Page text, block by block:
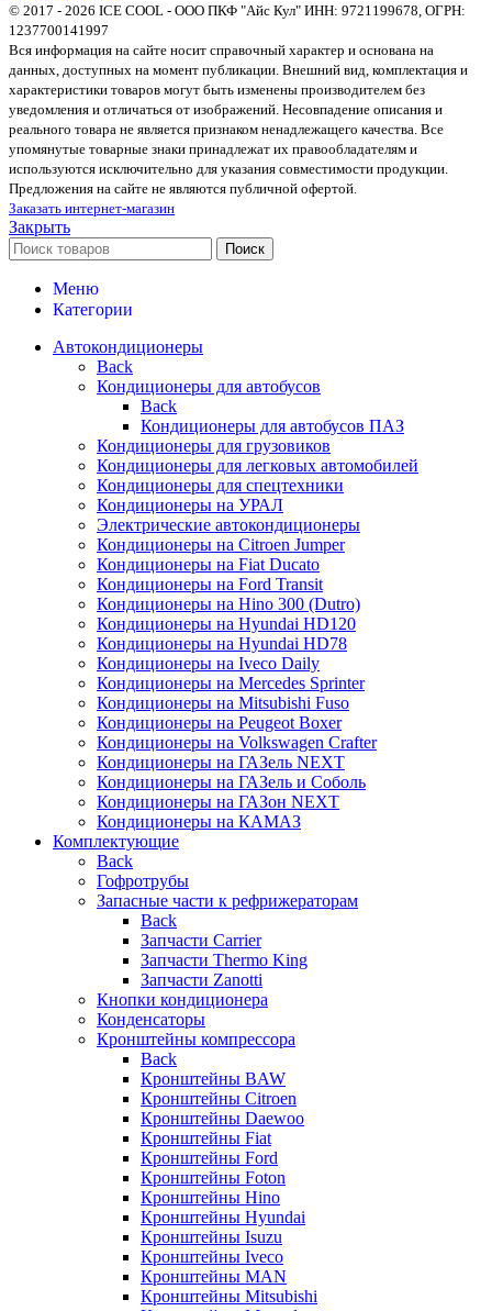
© 2017 - 2026 ICE COOL - ООО ПКФ "Айс Кул" ИНН: 9721199678, ОГРН:
1237700141997
Вся информация на сайте носит справочный характер и основана на
данных, доступных на момент публикации. Внешний вид, комплектация и
характеристики товаров могут быть изменены производителем без
уведомления и отличаться от изображений. Несовпадение описания и
реального товара не является признаком ненадлежащего качества. Все
упомянутые товарные знаки принадлежат их правообладателям и
используются исключительно для указания совместимости продукции.
Предложения на сайте не являются публичной офертой.
Заказать интернет-магазин
Закрыть
Поиск
Меню
Категории
Автокондиционеры
Back
Кондиционеры для автобусов
Back
Кондиционеры для автобусов ПАЗ
Кондиционеры для грузовиков
Кондиционеры для легковых автомобилей
Кондиционеры для спецтехники
Кондиционеры на УРАЛ
Электрические автокондиционеры
Кондиционеры на Citroen Jumper
Кондиционеры на Fiat Ducato
Кондиционеры на Ford Transit
Кондиционеры на Hino 300 (Dutro)
Кондиционеры на Hyundai HD120
Кондиционеры на Hyundai HD78
Кондиционеры на Iveco Daily
Кондиционеры на Mercedes Sprinter
Кондиционеры на Mitsubishi Fuso
Кондиционеры на Peugeot Boxer
Кондиционеры на Volkswagen Crafter
Кондиционеры на ГАЗель NEXT
Кондиционеры на ГАЗель и Соболь
Кондиционеры на ГАЗон NEXT
Кондиционеры на КАМАЗ
Комплектующие
Back
Гофротрубы
Запасные части к рефрижераторам
Back
Запчасти Carrier
Запчасти Thermo King
Запчасти Zanotti
Кнопки кондиционера
Конденсаторы
Кронштейны компрессора
Back
Кронштейны BAW
Кронштейны Citroen
Кронштейны Daewoo
Кронштейны Fiat
Кронштейны Ford
Кронштейны Foton
Кронштейны Hino
Кронштейны Hyundai
Кронштейны Isuzu
Кронштейны Iveco
Кронштейны MAN
Кронштейны Mitsubishi